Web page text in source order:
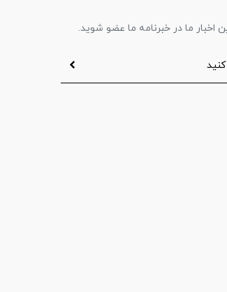
اخبار ما در خبرنامه ما عضو شوید.